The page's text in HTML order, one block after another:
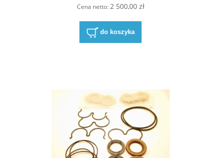
- do pomp dwusekcyjnych pompy
Cena netto: 2 500,00 zł
do koszyka